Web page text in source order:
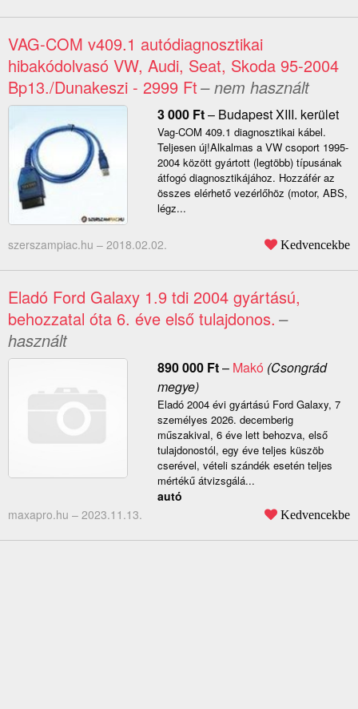
VAG-COM v409.1 autódiagnosztikai
hibakódolvasó VW, Audi, Seat, Skoda 95-2004
Bp13./Dunakeszi - 2999 Ft– nem használt
3 000 Ft– Budapest XIII. kerület
Vag-COM 409.1 diagnosztikai kábel.
Teljesen új!Alkalmas a VW csoport 1995-
2004 között gyártott (legtöbb) típusának
átfogó diagnosztikájához. Hozzáfér az
összes elérhető vezérlőhöz (motor, ABS,
légz...
szerszampiac.hu – 2018.02.02. Kedvencekbe
Eladó Ford Galaxy 1.9 tdi 2004 gyártású,
behozzatal óta 6. éve első tulajdonos. –
használt
890 000 Ft– Makó (Csongrád
megye)
Eladó 2004 évi gyártású Ford Galaxy, 7
személyes 2026. decemberig
műszakival, 6 éve lett behozva, első
tulajdonostól, egy éve teljes küszöb
cserével, vételi szándék esetén teljes
mértékű átvizsgálá...
autó
maxapro.hu – 2023.11.13. Kedvencekbe